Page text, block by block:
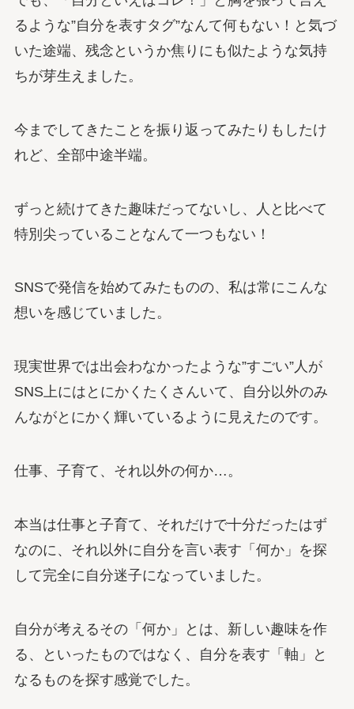
るような”自分を表すタグ”なんて何もない！と気づ
いた途端、残念というか焦りにも似たような気持
ちが芽生えました。
今までしてきたことを振り返ってみたりもしたけ
れど、全部中途半端。
ずっと続けてきた趣味だってないし、人と比べて
特別尖っていることなんて一つもない！
SNSで発信を始めてみたものの、私は常にこんな
想いを感じていました。
現実世界では出会わなかったような”すごい”人が
SNS上にはとにかくたくさんいて、自分以外のみ
んながとにかく輝いているように見えたのです。
仕事、子育て、それ以外の何か…。
本当は仕事と子育て、それだけで十分だったはず
なのに、それ以外に自分を言い表す「何か」を探
して完全に自分迷子になっていました。
自分が考えるその「何か」とは、新しい趣味を作
る、といったものではなく、自分を表す「軸」と
なるものを探す感覚でした。